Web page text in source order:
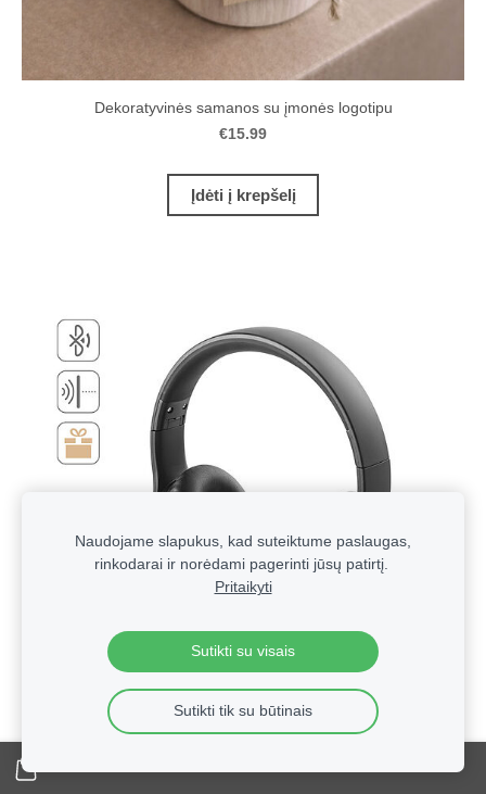
Dekoratyvinės samanos su įmonės logotipu
€15.99
Įdėti į krepšelį
Technologinės verslo dovanos su logotipu | Reklaminė
Naudojame slapukus, kad suteiktume paslaugas,
rinkodarai ir norėdami pagerinti jūsų patirtį.
Pritaikyti
Sutikti su visais
Sutikti tik su būtinais